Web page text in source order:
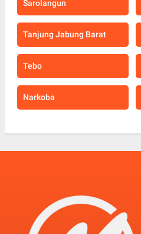
Sarolangun
Tanjung Jabung Barat
Tebo
Narkoba